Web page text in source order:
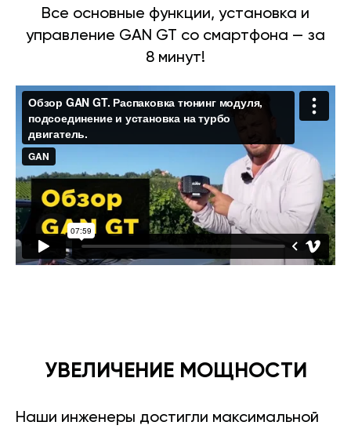
Все основные функции, установка и
управление GAN GT со смартфона — за
8 минут!
УВЕЛИЧЕНИЕ МОЩНОСТИ
Наши инженеры достигли максимальной